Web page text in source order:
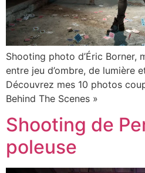
Shooting photo d’Éric Borner,
entre jeu d’ombre, de lumière
Découvrez mes 10 photos
Behind The Scenes »
Shooting de
poleuse